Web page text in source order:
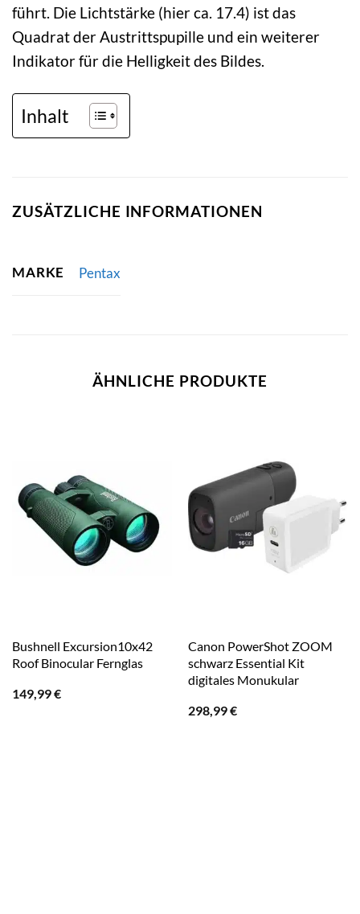
führt. Die Lichtstärke (hier ca. 17.4) ist das
Quadrat der Austrittspupille und ein weiterer
Indikator für die Helligkeit des Bildes.
Inhalt
ZUSÄTZLICHE INFORMATIONEN
MARKE Pentax
ÄHNLICHE PRODUKTE
Bushnell Excursion10x42
Roof Binocular Fernglas
149,99€
Canon PowerShot ZOOM
schwarz Essential Kit
digitales Monukular
298,99€